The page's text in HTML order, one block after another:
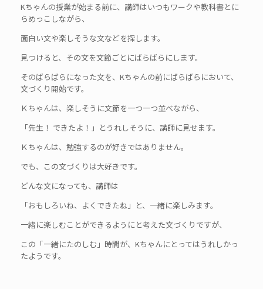
Kちゃんの授業が始まる前に、講師はいつもワークや教科書とに
らめっこしながら、
面白い文や楽しそうな文などを探します。
見つけると、その文を文節ごとにばらばらにします。
そのばらばらになった文を、Kちゃんの前にばらばらにおいて、
文づくり開始です。
Ｋちゃんは、楽しそうに文節を一つ一つ並べながら、
「先生！ できたよ！」とうれしそうに、講師に見せます。
Ｋちゃんは、勉強するのが好きではありません。
でも、この文づくりは大好きです。
どんな文になっても、講師は
「おもしろいね、よくできたね」と、一緒に楽しみます。
一緒に楽しむことができるようにと考えた文づくりですが、
この「一緒にたのしむ」時間が、Kちゃんにとってはうれしかっ
たようです。